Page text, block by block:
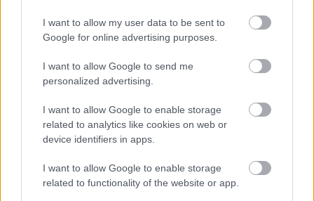
I want to allow my user data to be sent to
Google for online advertising purposes.
I want to allow Google to send me
personalized advertising.
I want to allow Google to enable storage
related to analytics like cookies on web or
device identifiers in apps.
I want to allow Google to enable storage
related to functionality of the website or app.
érzi magát az ember, mint a gyerekek a
Keménykalap és krumpliorrban, amikor a kövér néni
nem hagyja abba a Schubert-dalokat, de ezt nem
kell feltétlenül bevallani még magunknak sem.
Csajkovszkij-dalt úgy énekli, mintha megcsípték
volna, bátran, nyíltan, vagányul, és élni kezd az egész
koncert. Mondhatni, a legjobbkor, mert ezután jöttek
a Grieg-dalok, szám szerint kilencen, és ennél jobbat
nem tudok elképzelni Grieg-ügyben: főhajtás helyett
élet. Nem a halálba menők üdvözlik a holtat, hanem